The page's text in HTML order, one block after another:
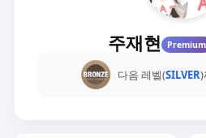
주재현 Premium
다음 레벨(SILVER)